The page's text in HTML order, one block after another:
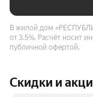
В жилой дом
от 3.5%. Расчёт носит
публичной офертой.
Скидки и